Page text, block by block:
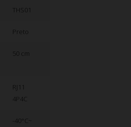
THS01
Preto
50 cm
RJ11
4P4C
-40°C~